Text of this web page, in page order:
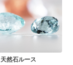
然石ルース